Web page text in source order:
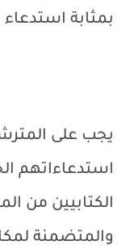
بمثابة استدعاء
يجب على
استدعاءاتهم
الكتابيين من
والمتضمنة